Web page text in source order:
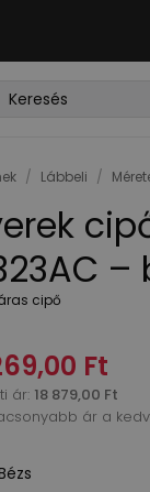
/ Lábbeli /
–
cipő
Ft
ár: 18 879,00 Ft
ár a